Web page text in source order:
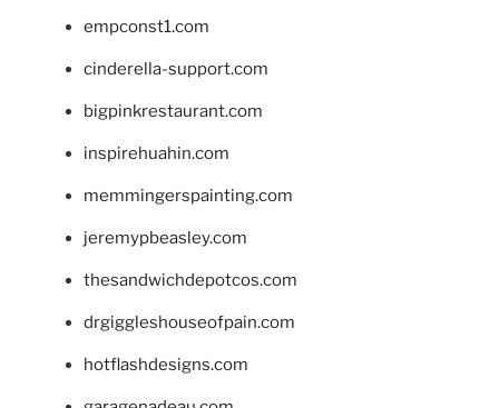
empconst1.com
cinderella-support.com
bigpinkrestaurant.com
inspirehuahin.com
memmingerspainting.com
jeremypbeasley.com
thesandwichdepotcos.com
drgiggleshouseofpain.com
hotflashdesigns.com